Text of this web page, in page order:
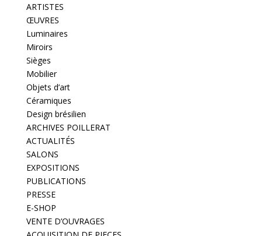
ARTISTES
ŒUVRES
Luminaires
Miroirs
Sièges
Mobilier
Objets d’art
Céramiques
Design brésilien
ARCHIVES POILLERAT
ACTUALITÉS
SALONS
EXPOSITIONS
PUBLICATIONS
PRESSE
E-SHOP
VENTE D’OUVRAGES